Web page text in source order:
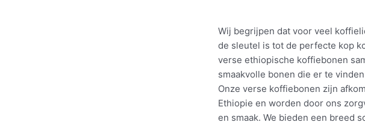
Wij begrijpen dat voor veel
de sleutel is tot de perfecte kop
verse ethiopische koffiebonen
smaakvolle bonen die er te
Onze verse koffiebonen zijn
Ethiopie en worden door ons
en smaak. We bieden een breed